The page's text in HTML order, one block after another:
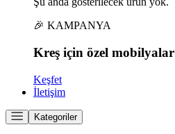
🎉 KAMPANYA
Kreş için özel mobilyalar
Keşfet
İletişim
Kategoriler